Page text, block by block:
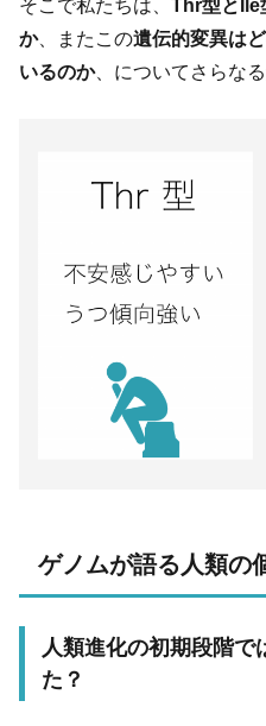
か、またこの遺伝的変異は
いるのか、についてさらな
ゲノムが語る人類の
人類進化の初期段階で
た？